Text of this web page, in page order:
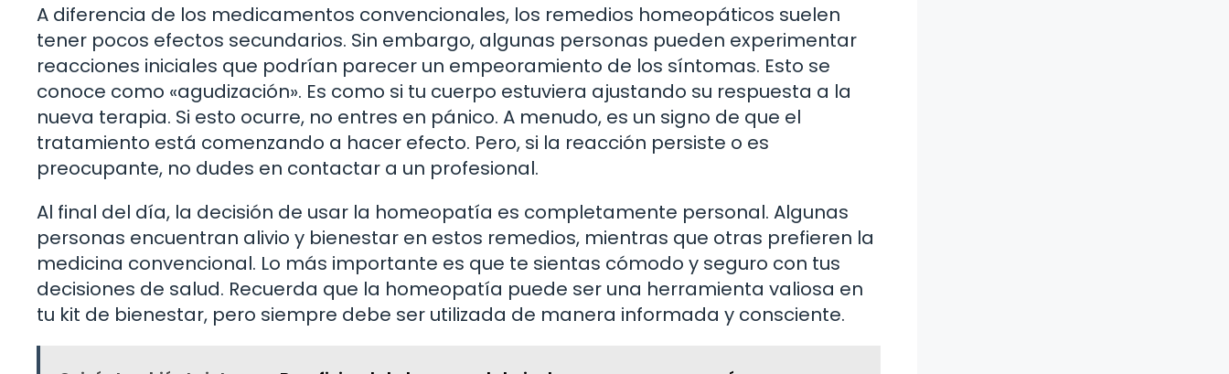
A diferencia de los medicamentos convencionales, los remedios homeopáticos suelen
tener pocos efectos secundarios. Sin embargo, algunas personas pueden experimentar
reacciones iniciales que podrían parecer un empeoramiento de los síntomas. Esto se
conoce como «agudización». Es como si tu cuerpo estuviera ajustando su respuesta a la
nueva terapia. Si esto ocurre, no entres en pánico. A menudo, es un signo de que el
tratamiento está comenzando a hacer efecto. Pero, si la reacción persiste o es
preocupante, no dudes en contactar a un profesional.
Al final del día, la decisión de usar la homeopatía es completamente personal. Algunas
personas encuentran alivio y bienestar en estos remedios, mientras que otras prefieren la
medicina convencional. Lo más importante es que te sientas cómodo y seguro con tus
decisiones de salud. Recuerda que la homeopatía puede ser una herramienta valiosa en
tu kit de bienestar, pero siempre debe ser utilizada de manera informada y consciente.